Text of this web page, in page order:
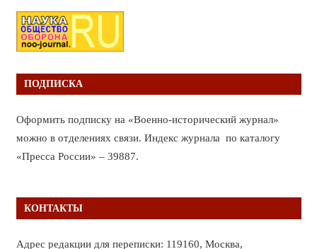
ПОДПИСКА
Оформить подписку на «Военно-исторический журнал»
можно в отделениях связи. Индекс журнала по каталогу
«Пресса России» – 39887.
КОНТАКТЫ
Адрес редакции для переписки: 119160, Москва,